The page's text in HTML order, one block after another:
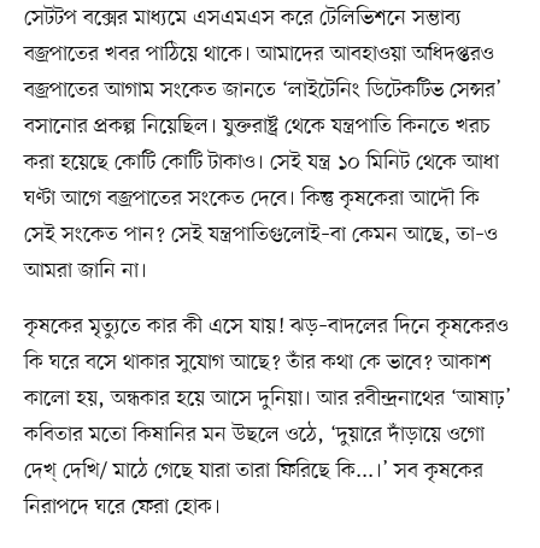
সেটটপ বক্সের মাধ্যমে এসএমএস করে টেলিভিশনে সম্ভাব্য
বজ্রপাতের খবর পাঠিয়ে থাকে। আমাদের আবহাওয়া অধিদপ্তরও
বজ্রপাতের আগাম সংকেত জানতে ‘লাইটেনিং ডিটেকটিভ সেন্সর’
বসানোর প্রকল্প নিয়েছিল। যুক্তরাষ্ট্র থেকে যন্ত্রপাতি কিনতে খরচ
করা হয়েছে কোটি কোটি টাকাও। সেই যন্ত্র ১০ মিনিট থেকে আধা
ঘণ্টা আগে বজ্রপাতের সংকেত দেবে। কিন্তু কৃষকেরা আদৌ কি
সেই সংকেত পান? সেই যন্ত্রপাতিগুলোই–বা কেমন আছে, তা–ও
আমরা জানি না।
কৃষকের মৃত্যুতে কার কী এসে যায়! ঝড়–বাদলের দিনে কৃষকেরও
কি ঘরে বসে থাকার সুযোগ আছে? তাঁর কথা কে ভাবে? আকাশ
কালো হয়, অন্ধকার হয়ে আসে দুনিয়া। আর রবীন্দ্রনাথের ‘আষাঢ়’
কবিতার মতো কিষানির মন উছলে ওঠে, ‘দুয়ারে দাঁড়ায়ে ওগো
দেখ্‌ দেখি/ মাঠে গেছে যারা তারা ফিরিছে কি...।’ সব কৃষকের
নিরাপদে ঘরে ফেরা হোক।